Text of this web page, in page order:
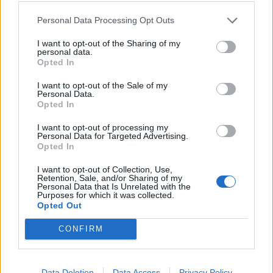
Personal Data Processing Opt Outs
I want to opt-out of the Sharing of my
personal data.
Opted In
I want to opt-out of the Sale of my
Personal Data.
Opted In
I want to opt-out of processing my
Personal Data for Targeted Advertising.
Opted In
I want to opt-out of Collection, Use,
Retention, Sale, and/or Sharing of my
Personal Data that Is Unrelated with the
Purposes for which it was collected.
Opted Out
CONFIRM
Giveaway 🎁 Τι λες να είσαι εσύ η τυχερή που κερδίσει όλα τα
αξεσουάρ της φωτογραφίας (δαχτυλίδια και βραχιόλια✨ ❤️ Για
να μπεις στην κλήρωση απλά: 1️⃣Follow me on Instagram